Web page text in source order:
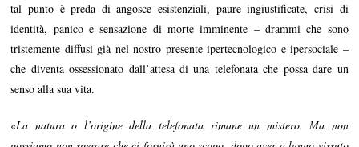
tal punto è preda di angosce esistenziali, paure ingiustificate, crisi di
identità, panico e sensazione di morte imminente – drammi che sono
tristemente diffusi già nel nostro presente ipertecnologico e ipersociale –
che diventa ossessionato dall’attesa di una telefonata che possa dare un
senso alla sua vita.
«La natura o l’origine della telefonata rimane un mistero. Ma non